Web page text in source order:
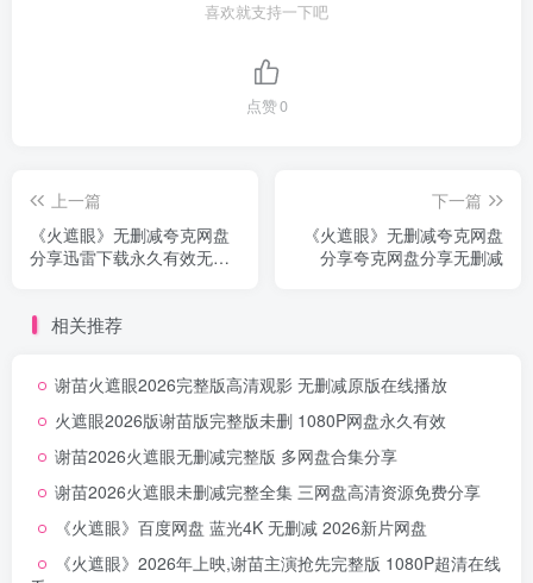
喜欢就支持一下吧
点赞0
上一篇
《火遮眼》无删减夸克网盘
分享迅雷下载永久有效无删
下一篇
《火遮眼》无删减夸克网盘
分享夸克网盘分享无删减
相关推荐
谢苗火遮眼2026完整版高清观影 无删减原版在线播放
火遮眼2026版谢苗版完整版未删 1080P网盘永久有效
谢苗2026火遮眼无删减完整版 多网盘合集分享
谢苗2026火遮眼未删减完整全集 三网盘高清资源免费分享
《火遮眼》百度网盘 蓝光4K 无删减 2026新片网盘
《火遮眼》2026年上映,谢苗主演抢先完整版 1080P超清在线